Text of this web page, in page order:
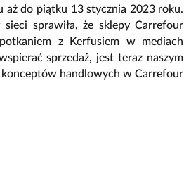
aż do piątku 13 stycznia 2023 roku.
sprawiła, że sklepy Carrefour
z Kerfusiem w mediach
sprzedaż, jest teraz naszym
handlowych w Carrefour